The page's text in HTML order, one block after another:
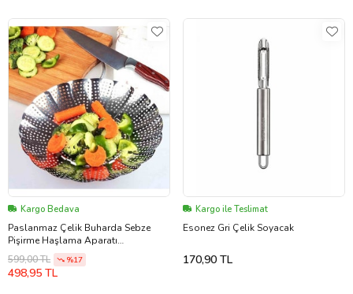
Kargo Bedava
Paslanmaz Çelik Buharda Sebze
Pişirme Haşlama Aparatı
Katlanabilir Buharlı Pişirici
599,00 TL %17
498,95 TL
Kargo ile Teslimat
Esonez Gri Çelik Soyacak
170,90 TL